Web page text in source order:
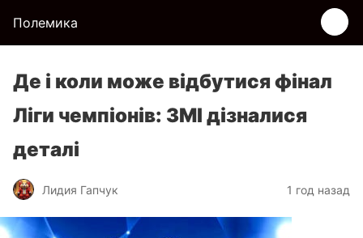
Полемика
Де і коли може відбутися фінал
Ліги чемпіонів: ЗМІ дізналися
деталі
Лидия Гапчук 1 год назад